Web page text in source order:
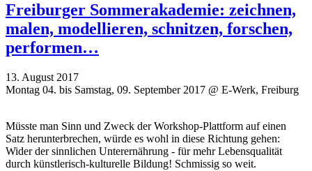
Freiburger Sommerakademie: zeichnen,
malen, modellieren, schnitzen, forschen,
performen…
13. August 2017
Montag 04. bis Samstag, 09. September 2017 @ E-Werk, Freiburg
Müsste man Sinn und Zweck der Workshop-Plattform auf einen
Satz herunterbrechen, würde es wohl in diese Richtung gehen:
Wider der sinnlichen Unterernährung - für mehr Lebensqualität
durch künstlerisch-kulturelle Bildung! Schmissig so weit.